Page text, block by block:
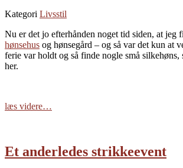
Kategori Livsstil
Nu er det jo efterhånden noget tid siden, at jeg
hønsehus og hønsegård – og så var det kun at
ferie var holdt og så finde nogle små
her.
læs videre…
Et anderledes strikkeevent